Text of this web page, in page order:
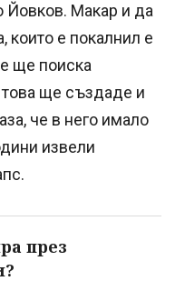
Йовков. Макар и да
е покалнил е
ще поиска
ще създаде и
че в него имало
извели
през